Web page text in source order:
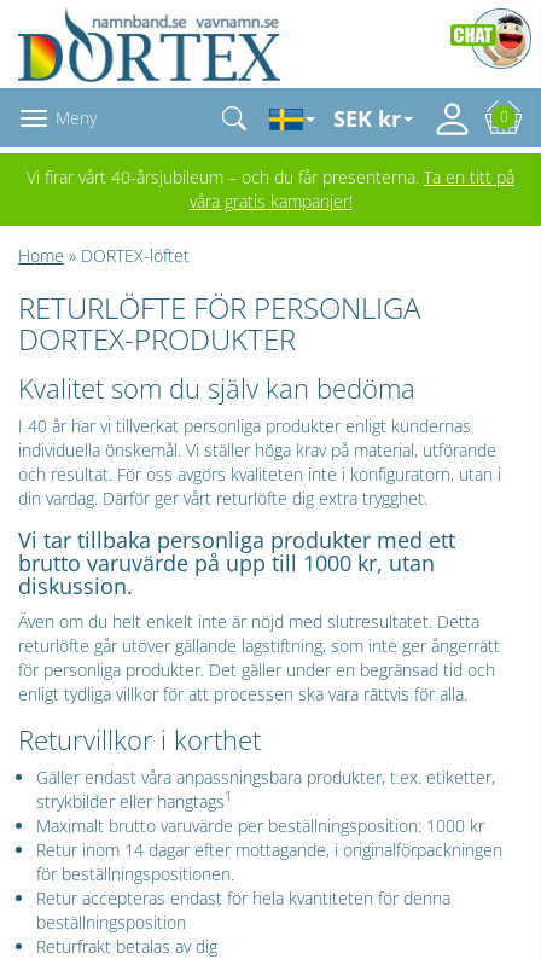
Meny SEK kr 0
Vi firar vårt 40-årsjubileum – och du får presenterna. Ta en titt på
våra gratis kampanjer!
Home » DORTEX-löftet
RETURLÖFTE FÖR PERSONLIGA
DORTEX-PRODUKTER
Kvalitet som du själv kan bedöma
I 40 år har vi tillverkat personliga produkter enligt kundernas
individuella önskemål. Vi ställer höga krav på material, utförande
och resultat. För oss avgörs kvaliteten inte i konfiguratorn, utan i
din vardag. Därför ger vårt returlöfte dig extra trygghet.
Vi tar tillbaka personliga produkter med ett
brutto varuvärde på upp till 1000 kr, utan
diskussion.
Även om du helt enkelt inte är nöjd med slutresultatet. Detta
returlöfte går utöver gällande lagstiftning, som inte ger ångerrätt
för personliga produkter. Det gäller under en begränsad tid och
enligt tydliga villkor för att processen ska vara rättvis för alla.
Returvillkor i korthet
Gäller endast våra anpassningsbara produkter, t.ex. etiketter,
strykbilder eller hangtags1
Maximalt brutto varuvärde per beställningsposition: 1000 kr
Retur inom 14 dagar efter mottagande, i originalförpackningen
för beställningspositionen.
Retur accepteras endast för hela kvantiteten för denna
beställningsposition
Returfrakt betalas av dig